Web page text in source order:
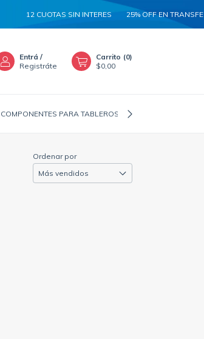
12 CUOTAS SIN INTERES 25% OFF EN
Entrá /
Registráte
Carrito (0)
$0,00
COMPONENTES PARA TABLEROS
Ordenar por